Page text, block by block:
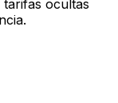
ocultas